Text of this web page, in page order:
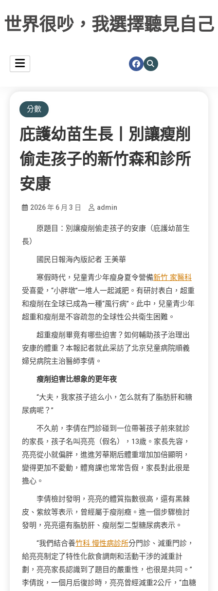
世界很吵，我選擇聽見自己
分數
庇護幼苗生長丨別讓瘦削
偷走孩子的新竹森和診所
安康
2026 年 6 月 3 日 admin
原題目：別讓瘦削偷走孩子的安康（庇護幼苗生
長）
國民日報海內版記者 王美華
寒假時代，兒童青少年瘦身夏令營備新竹 家醫科
受喜愛，“小胖墩”一堆人一起減肥。有研討表白，超重
和瘦削在全球已成為一種“風行病”。此中，兒童青少年
超重和瘦削是不容疏忽的全球性公共衛生困難。
超重瘦削畢竟有哪些迫害？如何輔助孩子治理出
安康的體重？本報記者就此采訪了北京兒童病院順義
婦兒病院主治醫師李倩。
瘦削迫害比想象的更年夜
“大夫，我家孩子這么小，怎么就有了脂肪肝和糖
尿病呢？”
不久前，李倩在門診碰到一位帶著孩子前來就診
的家長，孩子名叫亮亮（假名），13歲。家長先容，
亮亮從小就偏胖，進進芳華期后體重增加加倍顯明，
變得更加不愛動，體育課也常常告假，家長對此很是
擔心。
李倩檢討發明，亮亮的體質指數很高，還有黑棘
皮、紫紋等表示，曾經屬于瘦削癥。進一個步驟檢討
發明，亮亮還有脂肪肝、瘦削型二型糖尿病表示。
“我們結合養竹科 慢性病診所分門診、減重門診，
給亮亮制定了特性化飲食調劑和活動干涉的減重計
劃，亮亮家長認識到了題目的嚴重性，也很是共同。”
李倩說，一個月后復診時，亮亮曾經減重2公斤，“血糖